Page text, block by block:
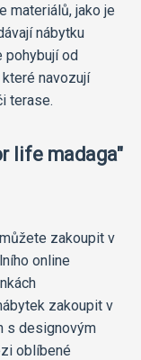
materiálů, jako je
nábytku
pohybují od
navozují
terase.
life madaga"
zakoupit v
online
zakoupit v
s designovým
oblíbené